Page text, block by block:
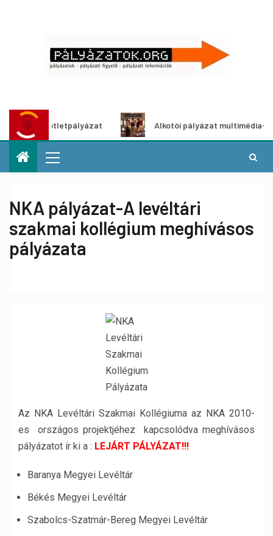
ötletpályázat Alkotói pályázat multimédia-
NKA pályázat-A levéltári
szakmai kollégium meghívásos
pályázata
Az NKA Levéltári Szakmai Kollégiuma az NKA 2010-
es országos projektjéhez kapcsolódva meghívásos
pályázatot ír ki a : LEJÁRT PÁLYÁZAT!!!
Baranya Megyei Levéltár
Békés Megyei Levéltár
Szabolcs-Szatmár-Bereg Megyei Levéltár